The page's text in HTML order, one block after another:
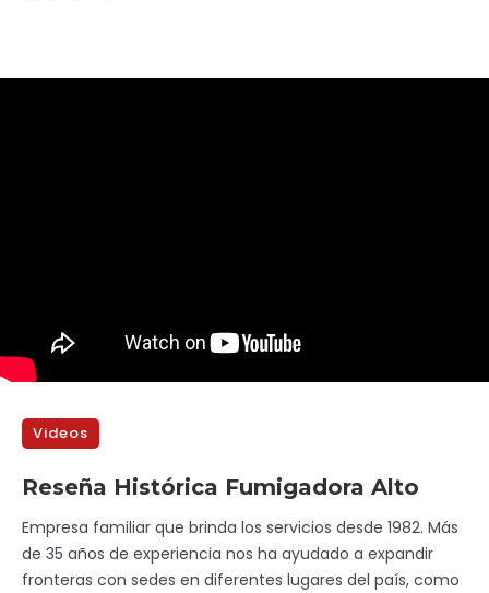
Videos
Reseña Histórica Fumigadora Alto
Empresa familiar que brinda los servicios desde 1982. Más
de 35 años de experiencia nos ha ayudado a expandir
fronteras con sedes en diferentes lugares del país, como